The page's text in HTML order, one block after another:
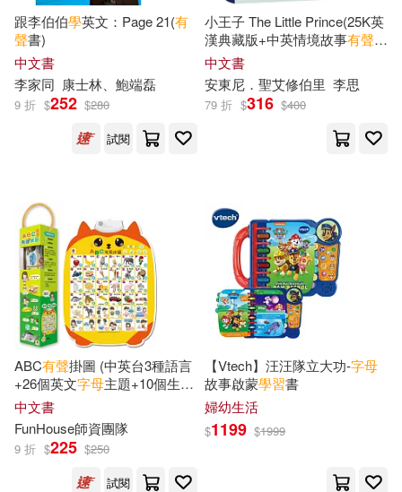
Kirszner(62) Siegfried(62)
國際語言中心委員會(62)
Ashley(61) Engelmann(61)
大新出版社編輯部(61)
雅典日研所(61) Lunsford(60)
Diana(59)
風車編輯群(58)
風車編輯部(58)
學習出版社(302) 五南(295)
天地出版社(294)
長江文藝出版社(294)
外文出版社(292)
浙江教育出版社(292)
行政院僑務委員會(291)
商周出版(287) 我識(284)
中國計量出版社(278)
跟李伯伯學英文：Page 21(有
聲書)
中文書
李家同 康士林、鮑端磊
9 折 $252 $280
試閱
小王子 The Little Prince(25K英
漢典藏版+中英情境故事有聲書
APP)
中文書
安東尼．聖艾修伯里 李思
79 折 $316 $400
ABC有聲掛圖 (中英台3種語言
+26個英文字母主題+10個生活
招呼語+2首經典律動性兒歌
+互動問答遊戲)
中文書
FunHouse師資團隊
9 折 $225 $250
試閱
【Vtech】汪汪隊立大功-字母
故事啟蒙學習書
婦幼生活
$1199 $1999